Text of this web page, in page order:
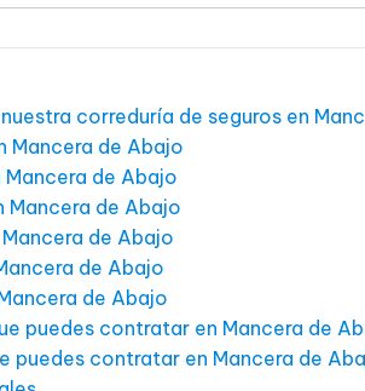
correduría de seguros en
Mancera de Abajo
de Abajo
Mancera de Abajo
de Abajo
de Abajo
de Abajo
puedes contratar en Mancera de
puedes contratar en Mancera de